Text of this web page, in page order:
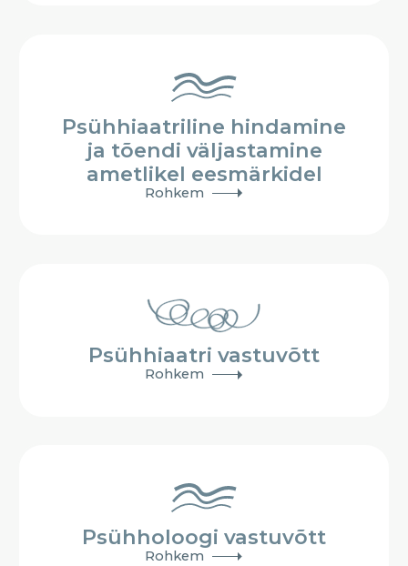
Psühhiaatriline hindamine
ja tõendi väljastamine
ametlikel eesmärkidel
Rohkem
Psühhiaatri vastuvõtt
Rohkem
Psühholoogi vastuvõtt
Rohkem